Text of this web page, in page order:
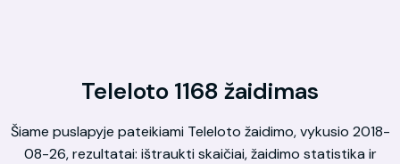
Teleloto 1168 žaidimas
Šiame puslapyje pateikiami Teleloto žaidimo, vykusio 2018-
08-26, rezultatai: ištraukti skaičiai, žaidimo statistika ir